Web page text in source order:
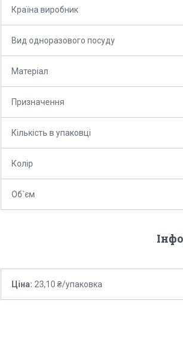
Країна виробник
Вид одноразового посуду
Матеріал
Призначення
Кількість в упаковці
Колір
Об`єм
Ціна: 23,10 ₴/упаковка